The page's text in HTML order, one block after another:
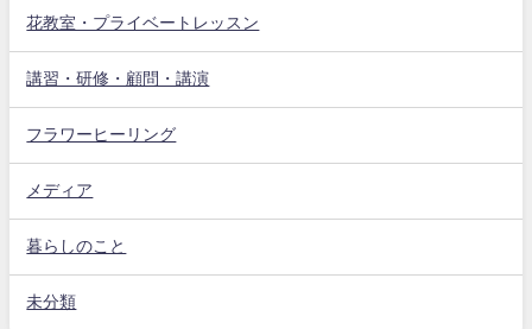
花教室・プライベートレッスン
講習・研修・顧問・講演
フラワーヒーリング
メディア
暮らしのこと
未分類